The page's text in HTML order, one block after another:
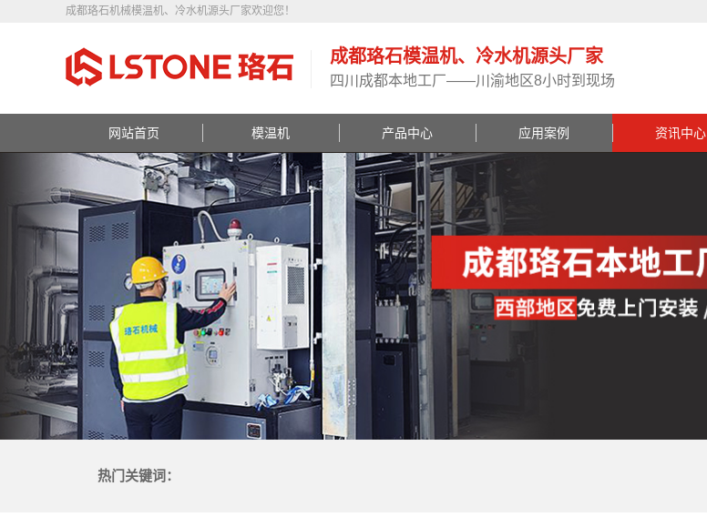
成都珞石机械模温机、冷水机源头厂家欢迎您！
成都珞石模温机、冷水机源头厂家
四川成都本地工厂——川渝地区8小时到现场
网站首页 模温机 产品中心 应用案例 资讯中心
热门关键词：